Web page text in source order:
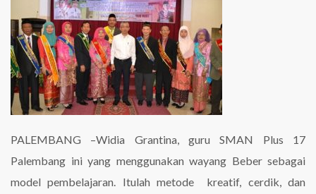
Kompetisi
Nasional
PALEMBANG –Widia Grantina, guru SMAN Plus 17
Palembang ini yang menggunakan wayang Beber sebagai
model pembelajaran. Itulah metode kreatif, cerdik, dan